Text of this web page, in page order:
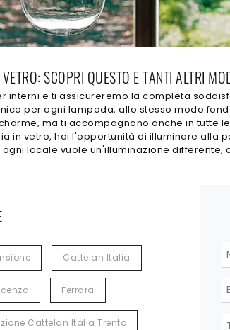
SCOPRI QUESTO E TANTI ALTRI
e ti assicureremo la completa
per ogni lampada, allo stesso modo
ma ti accompagnano anche in tutte
in vetro, hai l'opportunità di illuminare alla
locale vuole un'illuminazione
Cattelan Italia
Ferrara
Cattelan Italia Trento